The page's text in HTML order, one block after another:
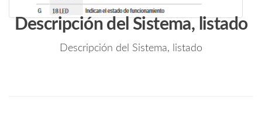
Descripción del Sistema, listado
Descripción del Sistema, listado